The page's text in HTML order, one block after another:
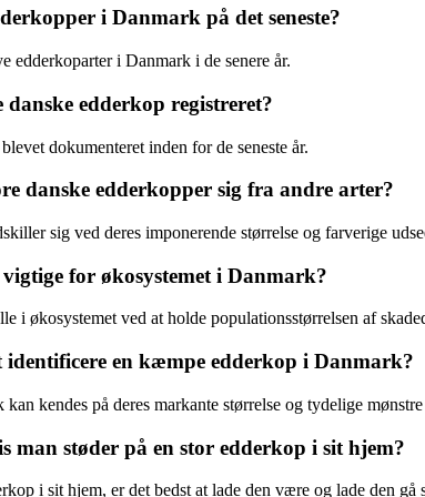
i Danmark på det seneste?
edderkoparter i Danmark i de senere år.
edderkop registreret?
dokumenteret inden for de seneste år.
danske edderkopper sig fra andre arter?
sig ved deres imponerende størrelse og farverige
for økosystemet i Danmark?
i økosystemet ved at holde populationsstørrelsen af
en kæmpe edderkop i Danmark?
kendes på deres markante størrelse og tydelige
man støder på en stor edderkop i sit hjem?
i sit hjem, er det bedst at lade den være og lade den